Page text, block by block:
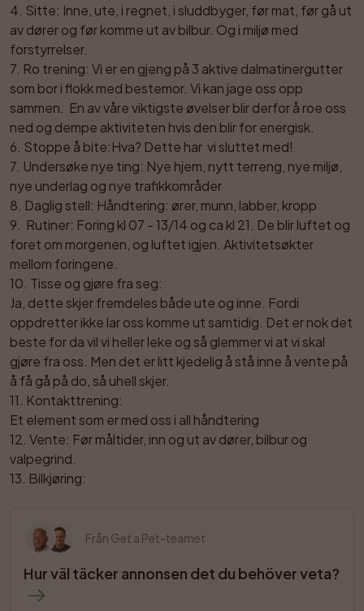
4. Sitte: Inne, ute, i regnet, i sluddbyger, før mat, før gå ut
av dører og før komme ut av bilbur. Og i miljø med
forstyrrelser.
7. Ro trening: Vi er en gjeng på 3 aktive dalmatinergutter
som bor i flokk med bestemor. Vi kan jage oss opp
sammen.  En av våre viktigste øvelser blir derfor å roe oss
ned og dempe aktiviteten hvis den blir for energisk.
6. Stoppe å bite:Hva? Dette har  vi sluttet med!
7. Undersøke nye ting: Nye hjem, nytt terreng, nye miljø,
nye underlag og nye trafikkområder
8. Daglig stell: Håndtering: ører, munn, labber, kropp
9.  Rutiner: Foring kl 07 - 13/14 og ca kl 21. De blir luftet og
foret om morgenen, og luftet igjen. Aktivitetsøkter
mellom foringene.
10. Tisse og gjøre fra seg:
Ja, dette skjer fremdeles både ute og inne. Fordi
oppdretter ikke lar oss komme ut samtidig. Det er nok det
beste for da vil vi heller leke og så glemmer vi at vi skal
gjøre fra oss. Men det er litt kjedelig å stå inne å vente på
å få gå på do, så uhell skjer.
11. Kontakttrening:
Et element som er med oss i all håndtering
12. Vente: Før måltider, inn og ut av dører, bilbur og
valpegrind.
13. Bilkjøring:
Från Get a Pet-teamet
Hur väl täcker annonsen det du behöver veta?